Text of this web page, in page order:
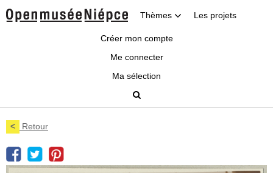
Thèmes Les projets
Créer mon compte
Me connecter
Ma sélection
< Retour